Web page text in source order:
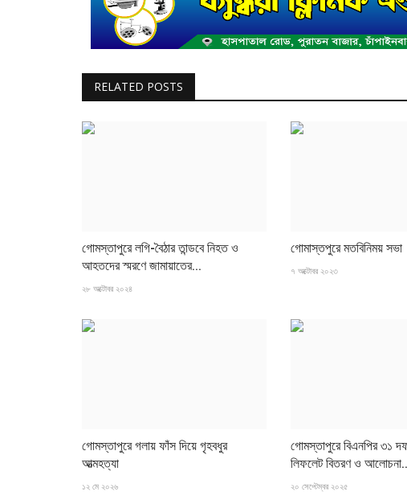
RELATED POSTS
গোমস্তাপুরে লগি-বৈঠার তান্ডবে নিহত ও
আহতদের স্মরণে জামায়াতের...
২৮ অক্টোবর ২০২৪
গোমাস্তপুরে মতবিনিময় সভা
৭ অক্টোবর ২০২৩
গোমস্তাপুরে গলায় ফাঁস দিয়ে গৃহবধুর
আত্মহত্যা
১২ মে ২০২৬
গোমস্তাপুরে বিএনপির ৩১
লিফলেট বিতরণ ও
২০ সেপ্টেম্বর ২০২৫